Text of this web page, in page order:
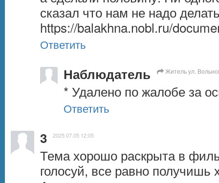
https://balakhna.nobl.ru/
Ответить
Наблюдатель Житель ул.
* Удалено по жалобе за
Ответить
3 2025.07.05 12:05
Тема хорошо раскрыта в
голосуй, все равно получишь